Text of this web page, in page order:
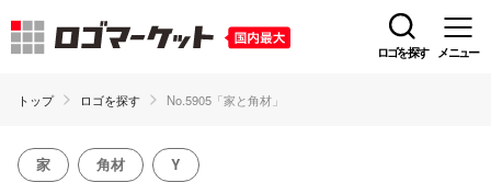
ロゴを探す メニュー
トップ ロゴを探す No.5905「家と角材」
家 角材 Y